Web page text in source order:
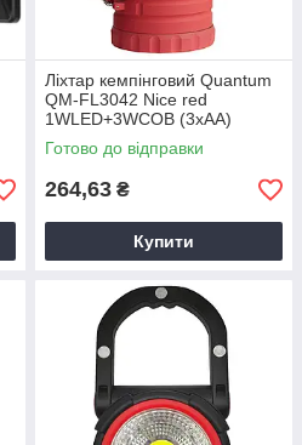
Ліхтар кемпінговий Quantum
QM-FL3042 Nice red
1WLED+3WCOB (3xAA)
червоний, Похідний ліхтар
COB+LED
Готово до відправки
264,63 ₴
Купити